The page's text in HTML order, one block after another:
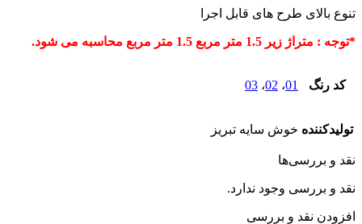
تنوع بالای طرح های قابل اجرا
*توجه : متراژ زیر 1.5 متر مربع 1.5 متر مربع محاسبه می شود.
کد رنگ 01، 02، 03
تولیدکننده خوش سایه تبریز
نقد و بررسی‌ها
نقد و بررسی وجود ندارد.
افزودن نقد و بررسی